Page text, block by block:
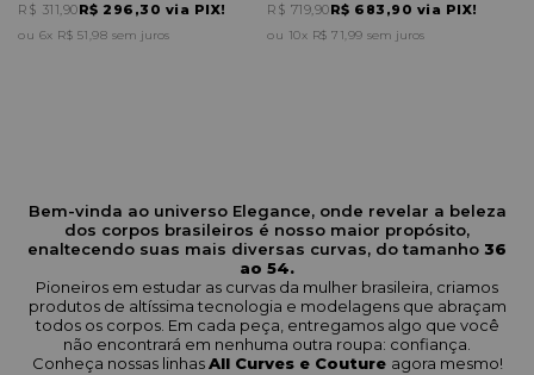
R$ 296,30 via PIX!
R$ 311,90
6x R$ 51,98 sem juros
R$ 683,90 via PIX!
R$ 719,90
10x R$ 71,99 sem juros
Bem-vinda ao universo Elegance, onde revelar a beleza
dos corpos brasileiros é nosso maior propósito,
enaltecendo suas mais diversas curvas, do tamanho 36
ao 54.
Pioneiros em estudar as curvas da mulher brasileira, criamos
produtos de altíssima tecnologia e modelagens que abraçam
todos os corpos. Em cada peça, entregamos algo que você
não encontrará em nenhuma outra roupa: confiança.
Conheça nossas linhasAll Curves e Couture agora mesmo!